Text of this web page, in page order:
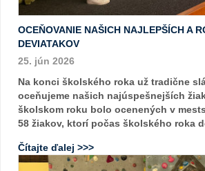
OCEŇOVANIE NAŠICH NAJLEPŠÍCH A
DEVIATAKOV
25. jún 2026
Na konci školského roka už tradične
oceňujeme našich najúspešnejších
školskom roku bolo ocenených v
58 žiakov, ktorí počas školského roka
Čítajte ďalej >>>